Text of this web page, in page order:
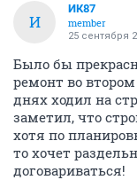
И
ИК87
member
25 сентября
Было бы
ремонт во
днях ходил на
заметил, что
хотя по
то хочет
договариваться!